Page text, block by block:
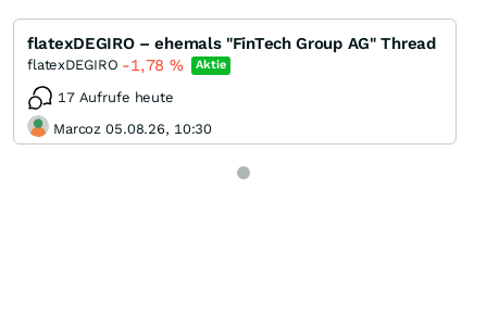
flatexDEGIRO – ehemals "FinTech Group AG" Thread
flatexDEGIRO -1,78 % Aktie
17 Aufrufe heute
Marcoz 05.08.26, 10:30